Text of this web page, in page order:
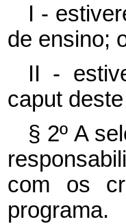
I -
de ensino;
II -
caput
§ 2º A
com os
programa.